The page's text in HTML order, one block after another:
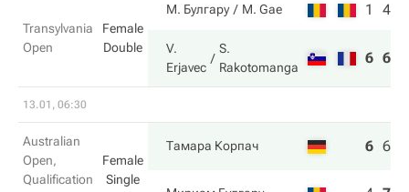
Transylvania
Open
Female
Double
М. Булгару M. Gae 1 4
V.
Erjavec
S.
Rakotomanga
6 6
13.01, 06:30
Australian
Open,
Qualification
Female
Single
Тамара Корпач 6 6